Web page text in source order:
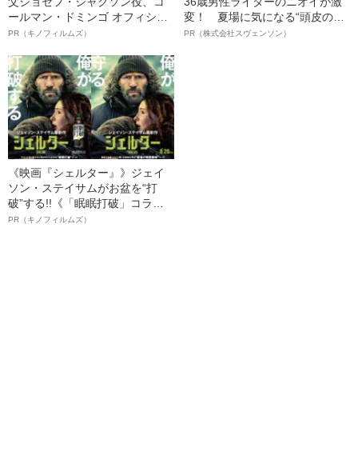
ールマン・ドミンゴ オフィシャ
ルインタビュー“観客を魅了した
語る”《日本興収70億円突破》
PR（キノフィルムズ）
変！ 夏場に気になる“頭皮のニ
オイ”や“ベタつき”を解消す
PR（株式会社スヴェンソン）
《映画『シェルター』》ジェイ
ソン・ステイサムがお盆を“打
破”する!!《「眠眠打破」コラ
ボ》
PR（キノフィルムズ）